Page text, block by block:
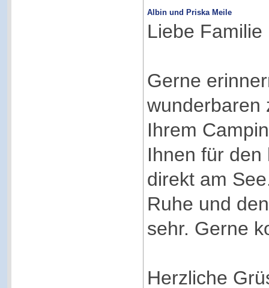
Albin und Priska Meile
Liebe Familie
Gerne
wunderbaren
Ihrem
Ihnen für
direkt am
Ruhe und
sehr. Gerne
Herzliche